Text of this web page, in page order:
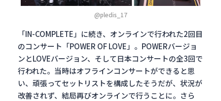
@pledis_17
「IN-COMPLETE」に続き、オンラインで行われた2回目
のコンサート「POWER OF LOVE」。POWERバージョ
ンとLOVEバージョン、そして日本コンサートの全3回で
行われた。当時はオフラインコンサートができると思
い、頑張ってセットリストを構成したそうだが、状況が
改善されず、結局再びオンラインで行うことに。さら